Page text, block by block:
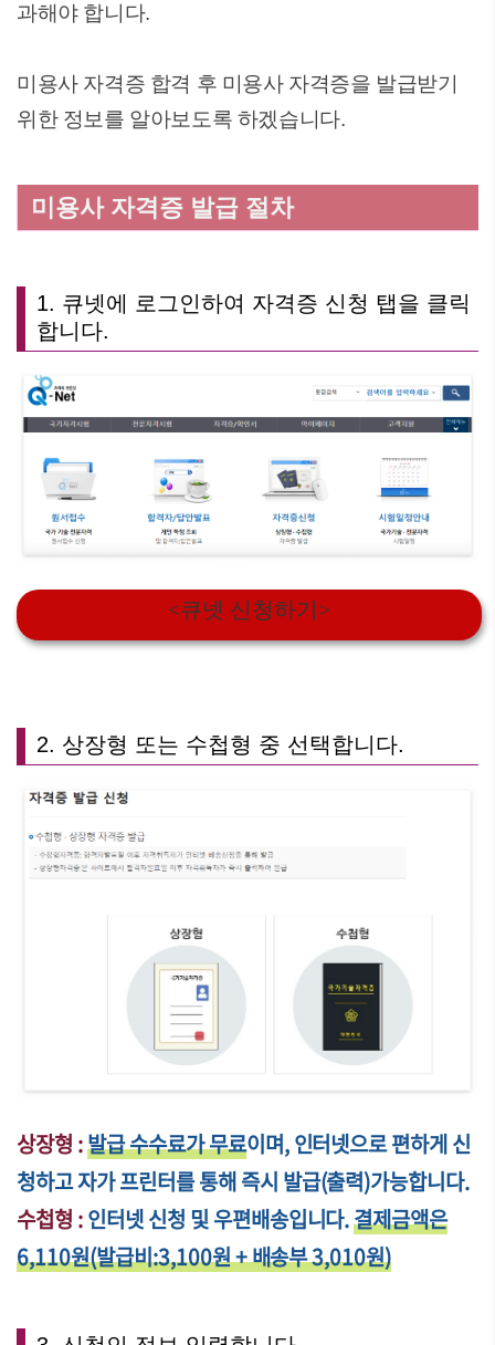
과해야 합니다.
미용사 자격증 합격 후 미용사 자격증을 발급받기
위한 정보를 알아보도록 하겠습니다.
미용사 자격증 발급 절차
1. 큐넷에 로그인하여 자격증 신청 탭을 클릭
합니다.
<큐넷 신청하기>
2. 상장형 또는 수첩형 중 선택합니다.
상장형 :발급 수수료가 무료이며, 인터넷으로 편하게 신
청하고 자가 프린터를 통해 즉시 발급(출력)가능합니다.
수첩형 :인터넷 신청 및 우편배송입니다.결제금액은
6,110원(발급비:3,100원 + 배송부 3,010원)